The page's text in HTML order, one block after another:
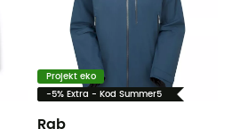
Projekt eko
-5% Extra - Kod Summer5
Rab